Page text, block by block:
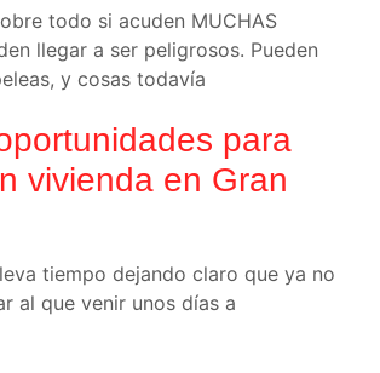
todo si acuden MUCHAS
llegar a ser peligrosos. Pueden
y cosas todavía
para
vivienda en Gran
tiempo dejando claro que ya no
al que venir unos días a